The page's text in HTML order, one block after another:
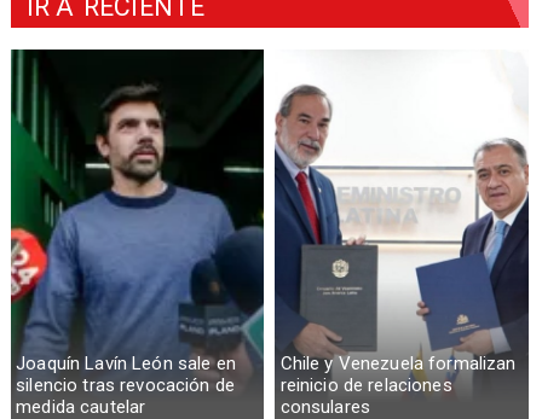
Joaquín Lavín León sale en
silencio tras revocación de
medida cautelar
Chile y Venezuela formalizan
reinicio de relaciones
consulares
IR A RECIENTE